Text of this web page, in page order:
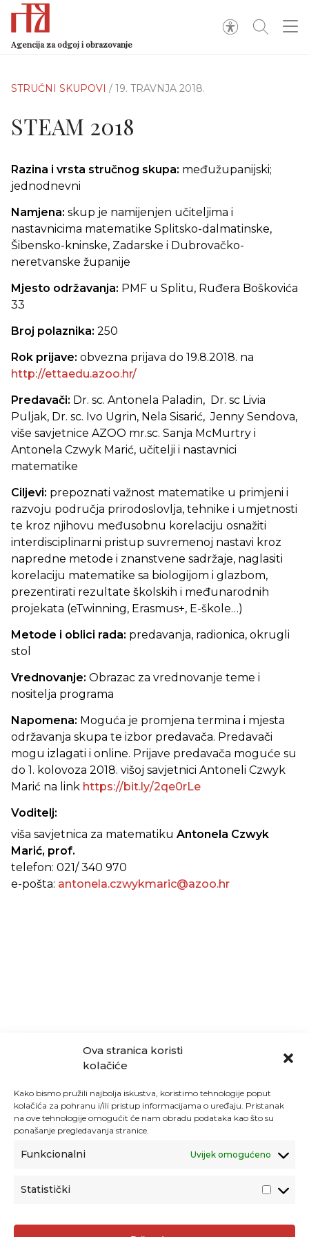
Ova stranica koristi
kolačiće
Kako bismo pružili najbolja iskustva, koristimo tehnologije poput
kolačića za pohranu i/ili pristup informacijama o uređaju. Pristanak
na ove tehnologije omogućit će nam obradu podataka kao što su
ponašanje pregledavanja stranice.
Funkcionalni Uvijek omogućeno
Statistički
Agencija za odgoj i obrazovanje
STRUČNI SKUPOVI / 19. TRAVNJA 2018.
STEAM 2018
Razina i vrsta stručnog skupa: međužupanijski;
jednodnevni
Namjena: skup je namijenjen učiteljima i
nastavnicima matematike Splitsko-dalmatinske,
Šibensko-kninske, Zadarske i Dubrovačko-
neretvanske županije
Mjesto održavanja: PMF u Splitu, Ruđera Boškovića
33
Broj polaznika: 250
Rok prijave: obvezna prijava do 19.8.2018. na
http://ettaedu.azoo.hr/
Predavači: Dr. sc. Antonela Paladin, Dr. sc Livia
Puljak, Dr. sc. Ivo Ugrin, Nela Sisarić, Jenny Sendova,
više savjetnice AZOO mr.sc. Sanja McMurtry i
Antonela Czwyk Marić, učitelji i nastavnici
matematike
Ciljevi: prepoznati važnost matematike u primjeni i
razvoju područja prirodoslovlja, tehnike i umjetnosti
te kroz njihovu međusobnu korelaciju osnažiti
interdisciplinarni pristup suvremenoj nastavi kroz
napredne metode i znanstvene sadržaje, naglasiti
korelaciju matematike sa biologijom i glazbom,
prezentirati rezultate školskih i međunarodnih
projekata (eTwinning, Erasmus+, E-škole…)
Metode i oblici rada: predavanja, radionica, okrugli
stol
Vrednovanje: Obrazac za vrednovanje teme i
nositelja programa
Napomena: Moguća je promjena termina i mjesta
održavanja skupa te izbor predavača. Predavači
mogu izlagati i online. Prijave predavača moguće su
do 1. kolovoza 2018. višoj savjetnici Antoneli Czwyk
Marić na link https://bit.ly/2qe0rLe
Voditelj:
viša savjetnica za matematiku Antonela Czwyk
Marić, prof.
telefon: 021/ 340 970
e-pošta: antonela.czwykmaric@azoo.hr